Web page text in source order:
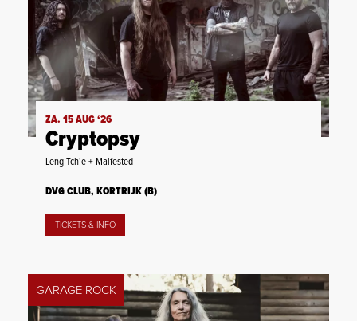
ZA. 15 AUG ‘26
Cryptopsy
Leng Tch'e + Malfested
DVG CLUB, KORTRIJK (B)
TICKETS & INFO
GARAGE ROCK